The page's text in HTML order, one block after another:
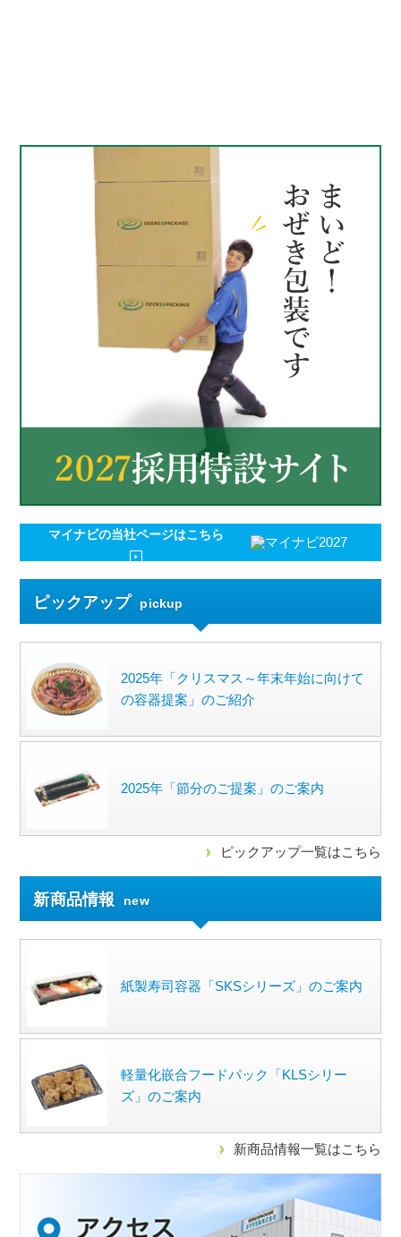
マイナビの当社ページはこちら
ピックアップ pickup
2025年「クリスマス～年末年始に向けて
の容器提案」のご紹介
2025年「節分のご提案」のご案内
ピックアップ一覧はこちら
新商品情報 new
紙製寿司容器「SKSシリーズ」のご案内
軽量化嵌合フードパック「KLSシリー
ズ」のご案内
新商品情報一覧はこちら